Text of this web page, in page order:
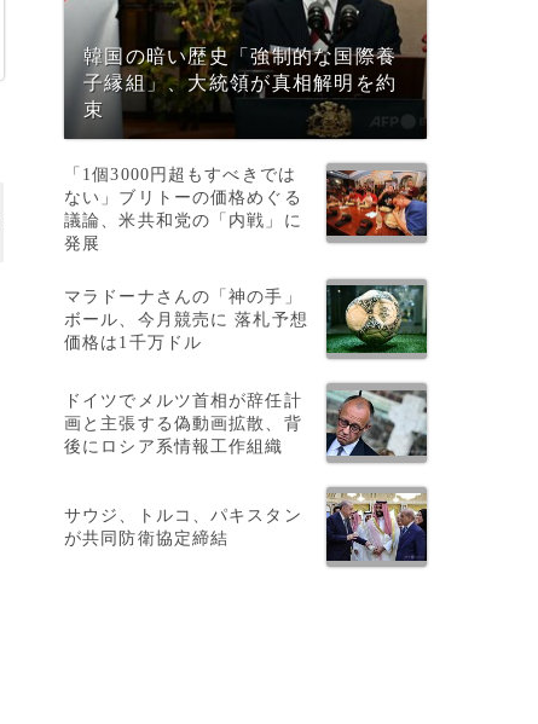
韓国の暗い歴史「強制的な国際養
子縁組」、大統領が真相解明を約
束
「1個3000円超もすべきでは
ない」ブリトーの価格めぐる
議論、米共和党の「内戦」に
発展
マラドーナさんの「神の手」
ボール、今月競売に 落札予想
価格は1千万ドル
ドイツでメルツ首相が辞任計
画と主張する偽動画拡散、背
後にロシア系情報工作組織
サウジ、トルコ、パキスタン
が共同防衛協定締結